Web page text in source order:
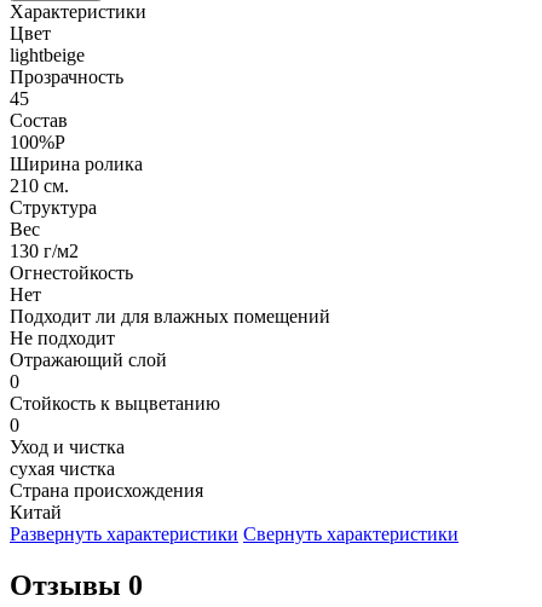
Характеристики
Цвет
lightbeige
Прозрачность
45
Состав
100%P
Ширина ролика
210 см.
Структура
Вес
130 г/м2
Огнестойкость
Нет
Подходит ли для влажных помещений
Не подходит
Отражающий слой
0
Стойкость к выцветанию
0
Уход и чистка
сухая чистка
Страна происхождения
Китай
Развернуть характеристики Свернуть характеристики
Отзывы 0